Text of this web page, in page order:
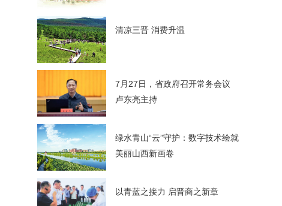
清凉三晋 消费升温
7月27日，省政府召开常务会议
卢东亮主持
绿水青山“云”守护：数字技术绘就
美丽山西新画卷
以青蓝之接力 启晋商之新章